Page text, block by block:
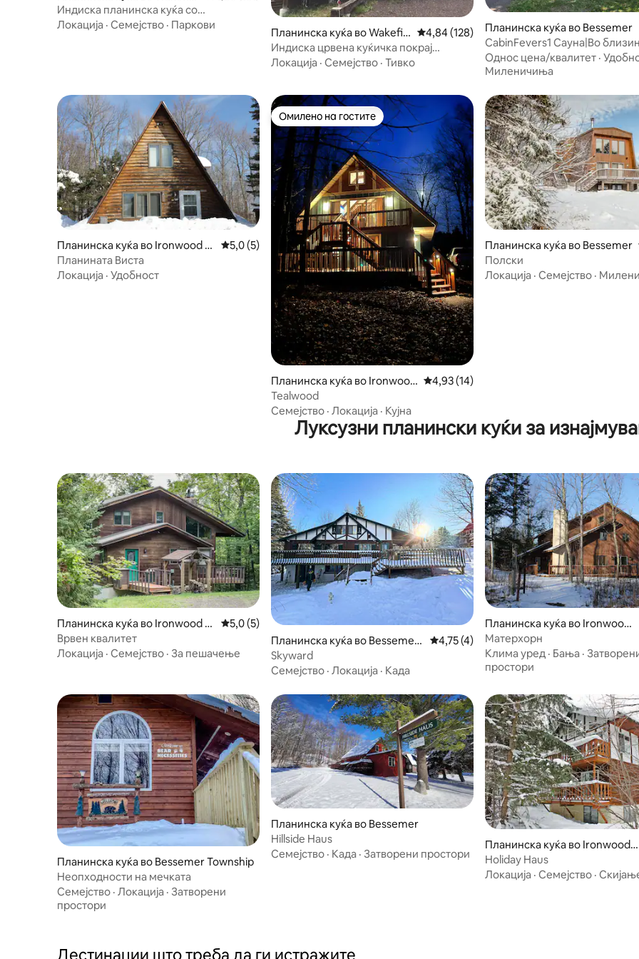
d
Индиска планинска куќа со
хидромасажна када 2375
Локација · Семејство · Паркови
Планинска куќа во Wakefiel
d
Просечна оцена: 4,84 од 5, 128 рецензии
4,84 (128)
Индиска црвена куќичка покрај
скијачко одморалиште
Локација · Семејство · Тивко
Планинска куќа во Bessemer
CabinFevers1 Сауна|Во
езерото Супериор и
Однос цена/квалитет ·
Миленичиња
Планинска куќа во Ironwood T
ownship
Просечна оцена: 5,0 од 5, 5 рецензии
5,0 (5)
Планината Виста
Локација · Удобност
Омилено на гостите
Омилено на гостите
Планинска куќа во Ironwood
Township
Просечна оцена: 4,93 од 5, 14 рецензии
4,93 (14)
Tealwood
Семејство · Локација · Кујна
Планинска куќа во Bessemer
Полски
Локација · Семејство ·
Луксузни планински куќи за
Планинска куќа во Ironwood T
ownship
Просечна оцена: 5,0 од 5, 5 рецензии
5,0 (5)
Врвен квалитет
Локација · Семејство · За пешачење
Планинска куќа во Bessemer
Township
Просечна оцена: 4,75 од 5, 4 рецензии
4,75 (4)
Skyward
Семејство · Локација · Када
Планинска куќа во Ironwood
Township
Матерхорн
Клима уред · Бања ·
простори
Планинска куќа во Bessemer Township
Неопходности на мечката
Семејство · Локација · Затворени
простори
Планинска куќа во Bessemer
Hillside Haus
Семејство · Када · Затворени простори
Планинска куќа во Ironwood T
ownship
Holiday Haus
Локација · Семејство ·